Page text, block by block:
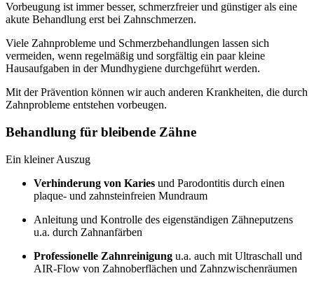
Vorbeugung ist immer besser, schmerzfreier und günstiger als eine
akute Behandlung erst bei Zahnschmerzen.
Viele Zahnprobleme und Schmerzbehandlungen lassen sich
vermeiden, wenn regelmäßig und sorgfältig ein paar kleine
Hausaufgaben in der Mundhygiene durchgeführt werden.
Mit der Prävention können wir auch anderen Krankheiten, die durch
Zahnprobleme entstehen vorbeugen.
Behandlung für bleibende Zähne
Ein kleiner Auszug
Verhinderung von Karies und Parodontitis durch einen
plaque- und zahnsteinfreien Mundraum
Anleitung und Kontrolle des eigenständigen Zähneputzens
u.a. durch Zahnanfärben
Professionelle Zahnreinigung u.a. auch mit Ultraschall und
AIR-Flow von Zahnoberflächen und Zahnzwischenräumen